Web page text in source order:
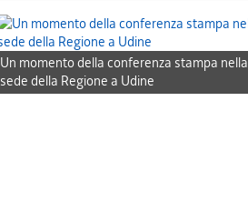
Un momento della conferenza stampa nella
sede della Regione a Udine